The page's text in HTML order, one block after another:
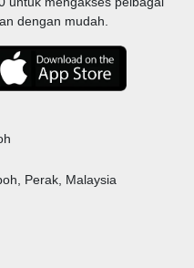
dengan mudah.
Perak, Malaysia